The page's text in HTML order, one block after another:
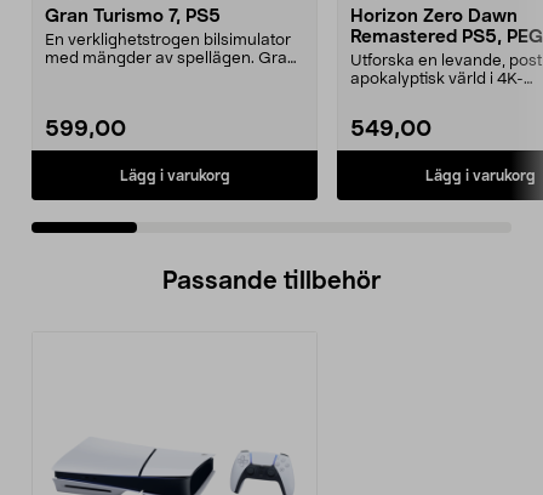
Gran Turismo 7, PS5
En verklighetstrogen bilsimulator
med mängder av spellägen. Gran
599,00
Lägg i varukorg
Horizon Zero Dawn
Remastered PS5,
Utforska en levande,
apokalyptisk värld i 4K-
549,00
Lägg i varukorg
Passande tillbehör